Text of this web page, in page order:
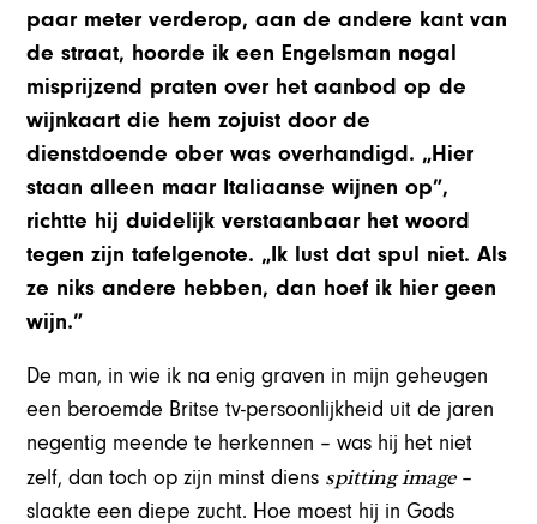
paar meter verderop, aan de andere kant van
de straat, hoorde ik een Engelsman nogal
misprijzend praten over het aanbod op de
wijnkaart die hem zojuist door de
dienstdoende ober was overhandigd. „Hier
staan alleen maar Italiaanse wijnen op”,
richtte hij duidelijk verstaanbaar het woord
tegen zijn tafelgenote. „Ik lust dat spul niet. Als
ze niks andere hebben, dan hoef ik hier geen
wijn.”
De man, in wie ik na enig graven in mijn geheugen
een beroemde Britse tv-persoonlijkheid uit de jaren
negentig meende te herkennen – was hij het niet
zelf, dan toch op zijn minst diens spitting image–
slaakte een diepe zucht. Hoe moest hij in Gods